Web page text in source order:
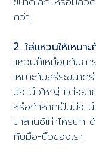
กว่า
2. ใส่แหวนให้เหม
แหวนก็เหมือนกับกา
เหมาะกับสรีระขนาด
มือ-นิ้วใหญ่ แต่อยาก
หรือถ้าหากเป็นมือ-
บาลานซ์เท่าไหร่นัก
กับมือ-นิ้วของเรา